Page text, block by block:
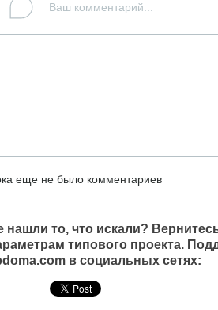
еще не было комментариев
нашли то, что искали?
типового проекта.
в социальных сетях: